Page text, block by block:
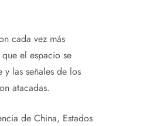
cada vez más
el espacio se
y las señales de los
atacadas.
de China, Estados